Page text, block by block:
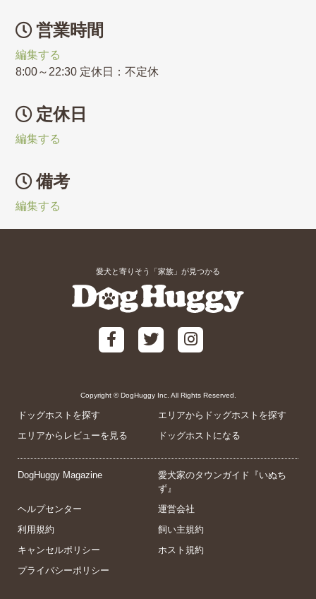
営業時間
編集する
8:00～22:30 定休日：不定休
定休日
編集する
備考
編集する
愛犬と寄りそう「家族」が見つかる
Copyright © DogHuggy Inc. All Rights Reserved.
ドッグホストを探す
エリアからドッグホストを探す
エリアからレビューを見る
ドッグホストになる
DogHuggy Magazine
愛犬家のタウンガイド『いぬち
ず』
ヘルプセンター
運営会社
利用規約
飼い主規約
キャンセルポリシー
ホスト規約
プライバシーポリシー